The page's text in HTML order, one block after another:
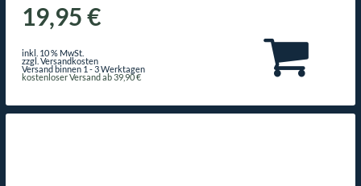
19,95 €
inkl. 10 % MwSt.
zzgl. Versandkosten
Versand binnen 1 - 3 Werktagen
kostenloser Versand ab 39,90 €